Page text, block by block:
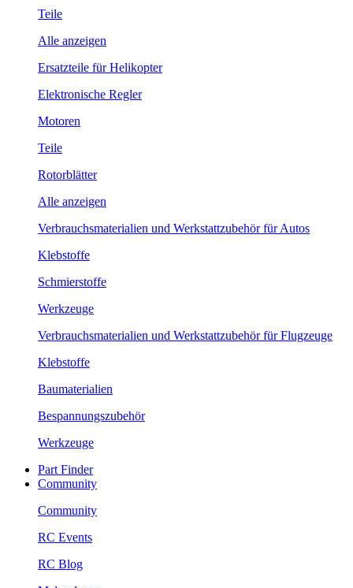
Teile
Alle anzeigen
Ersatzteile für Helikopter
Elektronische Regler
Motoren
Teile
Rotorblätter
Alle anzeigen
Verbrauchsmaterialien und Werkstattzubehör für Autos
Klebstoffe
Schmierstoffe
Werkzeuge
Verbrauchsmaterialien und Werkstattzubehör für Flugzeuge
Klebstoffe
Baumaterialien
Bespannungszubehör
Werkzeuge
Part Finder
Community
Community
RC Events
RC Blog